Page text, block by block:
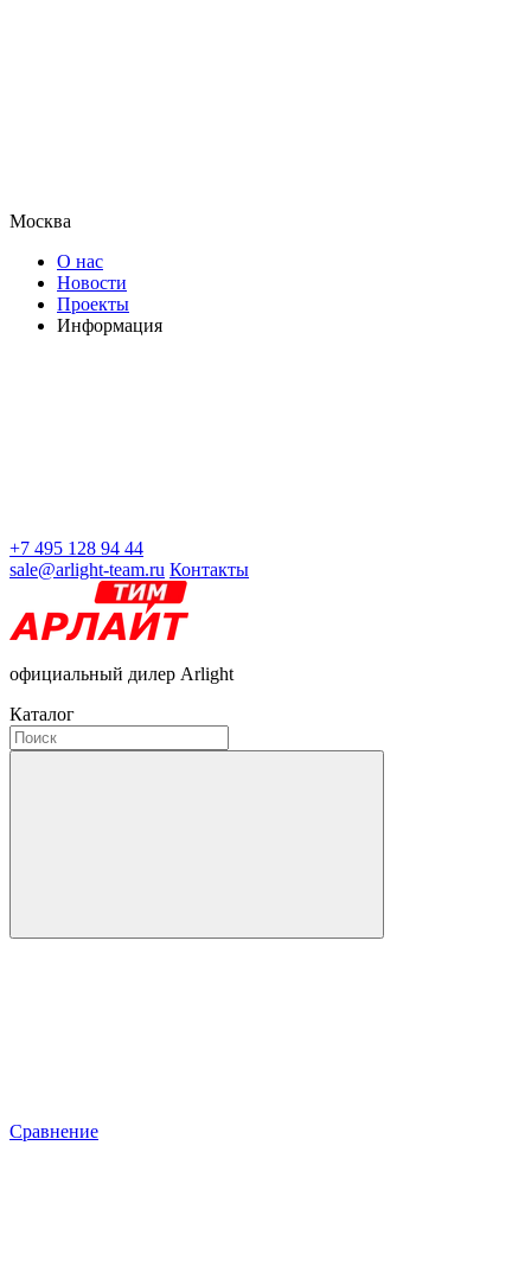
Москва
О нас
Новости
Проекты
Информация
+7 495 128 94 44
sale@arlight-team.ru Контакты
официальный дилер Arlight
Каталог
Сравнение